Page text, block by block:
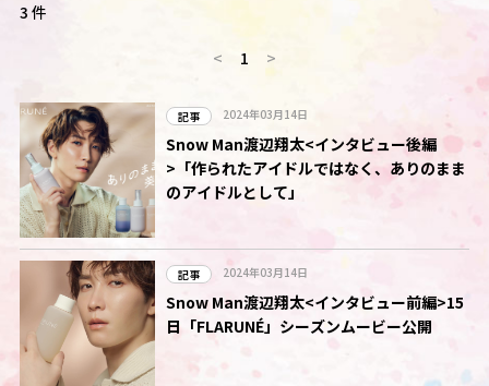
3 件
< 1 >
記事 2024年03月14日
Snow Man渡辺翔太<インタビュー後編
>「作られたアイドルではなく、ありのまま
のアイドルとして」
記事 2024年03月14日
Snow Man渡辺翔太<インタビュー前編>15
日「FLARUNÉ」シーズンムービー公開